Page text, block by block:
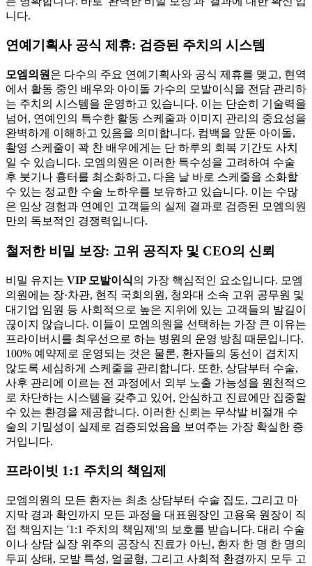
니다.
연예기획사 공식 제휴: 검증된 주치의 시스템
모엠의원 은 다수의 주요 연예기획사와 공식 제휴를 맺고, 현역
에서 활동 중인 배우와 아이돌 가수의 모발이식을 전담 관리하
는 주치의 시스템을 운영하고 있습니다. 이는 단순히 기술력을
넘어, 연예인의 특수한 활동 스케줄과 이미지 관리의 중요성을
완벽하게 이해하고 있음을 의미합니다. 컴백을 앞둔 아이돌,
촬영 스케줄이 꽉 찬 배우에게는 단 하루의 회복 기간도 사치
일 수 있습니다. 모엠의원은 이러한 특수성을 고려하여 수술
후 붓기나 흉터를 최소화하고, 다음 날 바로 스케줄을 소화할
수 있는 정교한 수술 노하우를 보유하고 있습니다. 이는 수많
은 임상 경험과 연예인 고객들의 실제 결과로 검증된 모엠의원
만의 독보적인 경쟁력입니다.
철저한 비밀 보장: 고위 공직자 및 CEO의 신뢰
비밀 유지는 VIP 모발이식의 가장 핵심적인 요소입니다. 모엠
의원에는 장·차관, 현직 국회의원, 청와대 소속 고위 공무원 및
대기업 임원 등 사회적으로 높은 지위에 있는 고객들의 발길이
끊이지 않습니다. 이들이 모엠의원을 선택하는 가장 큰 이유는
프라이버시를 최우선으로 하는 병원의 운영 방침 때문입니다.
100% 예약제로 운영되는 것은 물론, 환자들의 동선이 겹치지
않도록 세심하게 스케줄을 관리합니다. 또한, 상담부터 수술,
사후 관리에 이르는 전 과정에서 외부 노출 가능성을 원천적으
로 차단하는 시스템을 갖추고 있어, 안심하고 진료에만 집중할
수 있는 환경을 제공합니다. 이러한 신뢰는 무삭발 비절개 수
술의 기밀성이 실제로 검증되었음을 보여주는 가장 확실한 증
거입니다.
프라이빗 1:1 주치의 책임제
모엠의원의 모든 환자는 최초 상담부터 수술 집도, 그리고 마
지막 경과 확인까지 모든 과정을 대표원장인 고용욱 원장이 직
접 책임지는 '1:1 주치의 책임제'의 보호를 받습니다. 대리 수술
이나 상담 실장 위주의 공장식 진료가 아닌, 환자 한 명 한 명의
두피 상태, 모발 특성, 얼굴형, 그리고 사회적 환경까지 모두 고